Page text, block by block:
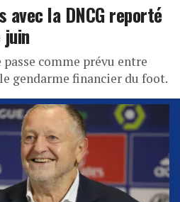
avec la DNCG reporté
comme prévu entre
gendarme financier du foot.